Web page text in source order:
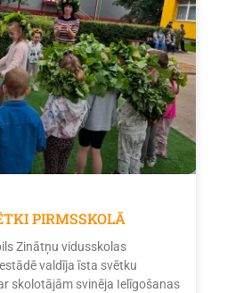
PIRMSSKOLĀ
Zinātņu vidusskolas
valdīja īsta svētku
skolotājām svinēja Ielīgošanas